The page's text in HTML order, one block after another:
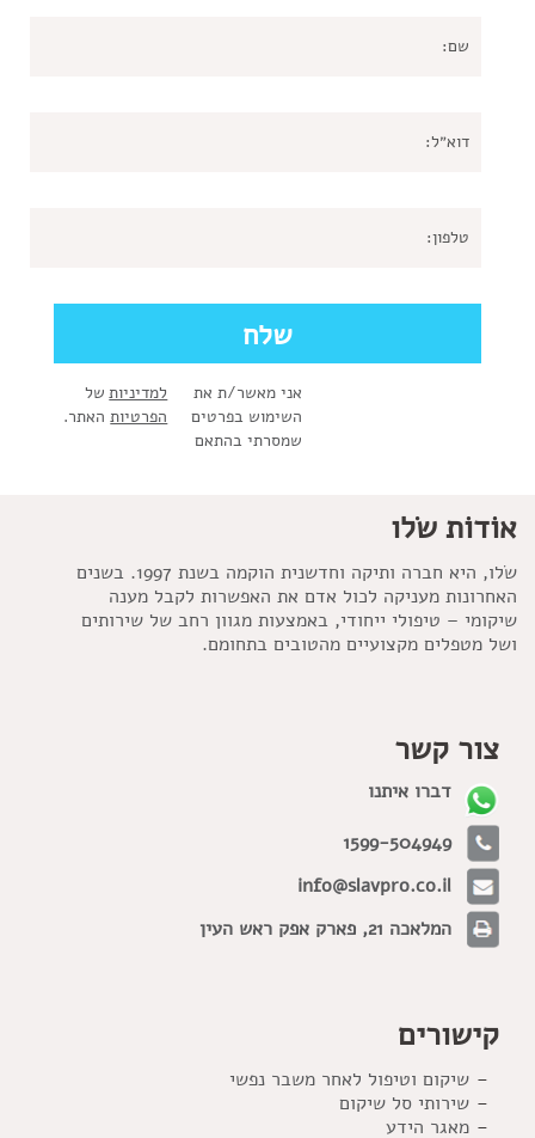
אני מאשר/ת את
השימוש בפרטים
שמסרתי בהתאם
למדיניות
הפרטיות
של
האתר.
אוֹדוֹת שׂלו
שׂלו, היא חברה ותיקה וחדשנית הוקמה בשנת 1997. בשנים
האחרונות מעניקה לכול אדם את האפשרות לקבל מענה
שיקומי – טיפולי ייחודי, באמצעות מגוון רחב של שירותים
ושל מטפלים מקצועיים מהטובים בתחומם.
צור קשר
דברו איתנו
1599-504949
info@slavpro.co.il
המלאכה 21, פארק אפק ראש העין
קישורים
שיקום וטיפול לאחר משבר נפשי
שירותי סל שיקום
מאגר הידע